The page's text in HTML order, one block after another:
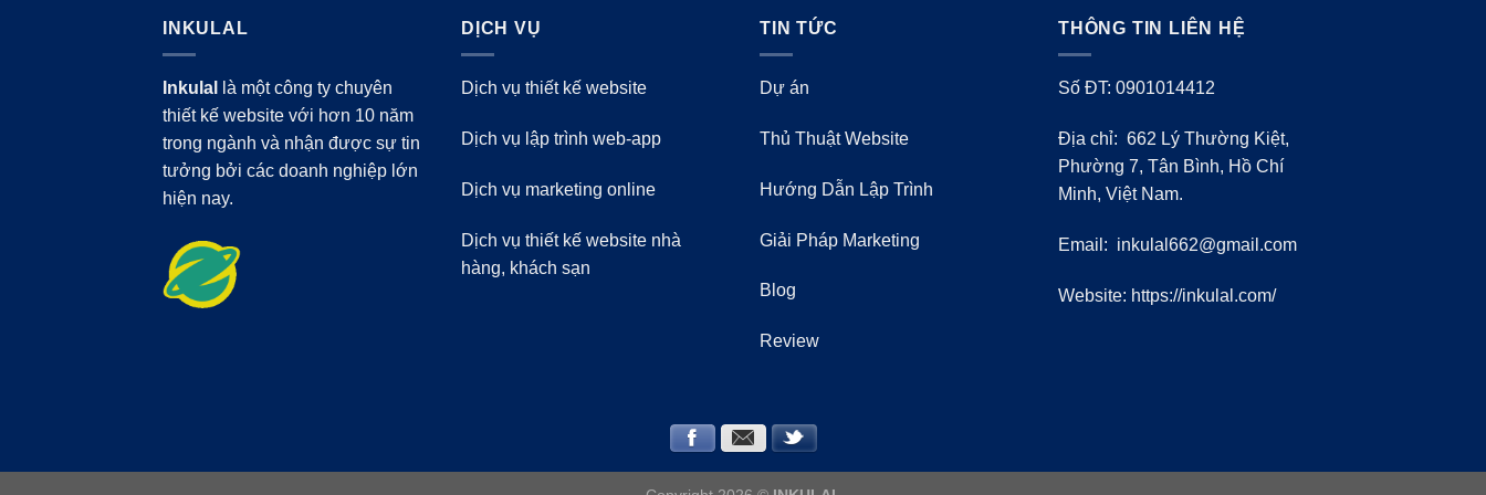
INKULAL
Inkulal
là một công ty chuyên
thiết kế website với hơn 10 năm
trong ngành và nhận được sự tin
tưởng bởi các doanh nghiệp lớn
hiện nay.
DỊCH VỤ
Dịch vụ thiết kế website
Dịch vụ lập trình web-app
Dịch vụ marketing online
Dịch vụ thiết kế website nhà
hàng, khách sạn
TIN TỨC
Dự án
Thủ Thuật Website
Hướng Dẫn Lập Trình
Giải Pháp Marketing
Blog
Review
THÔNG TIN LIÊN HỆ
Số ĐT: 0901014412
Địa chỉ: 662 Lý Thường Kiệt,
Phường 7, Tân Bình, Hồ Chí
Minh, Việt Nam.
Email: inkulal662@gmail.com
Website: https://inkulal.com/